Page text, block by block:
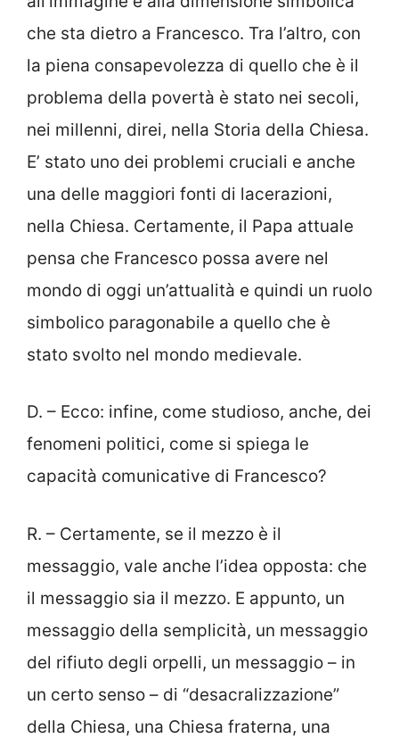
che sta dietro a Francesco. Tra l’altro, con
la piena consapevolezza di quello che è il
problema della povertà è stato nei secoli,
nei millenni, direi, nella Storia della Chiesa.
E’ stato uno dei problemi cruciali e anche
una delle maggiori fonti di lacerazioni,
nella Chiesa. Certamente, il Papa attuale
pensa che Francesco possa avere nel
mondo di oggi un’attualità e quindi un ruolo
simbolico paragonabile a quello che è
stato svolto nel mondo medievale.
D. – Ecco: infine, come studioso, anche, dei
fenomeni politici, come si spiega le
capacità comunicative di Francesco?
R. – Certamente, se il mezzo è il
messaggio, vale anche l’idea opposta: che
il messaggio sia il mezzo. E appunto, un
messaggio della semplicità, un messaggio
del rifiuto degli orpelli, un messaggio – in
un certo senso – di “desacralizzazione”
della Chiesa, una Chiesa fraterna, una